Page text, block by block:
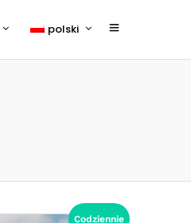
polski
Codziennie